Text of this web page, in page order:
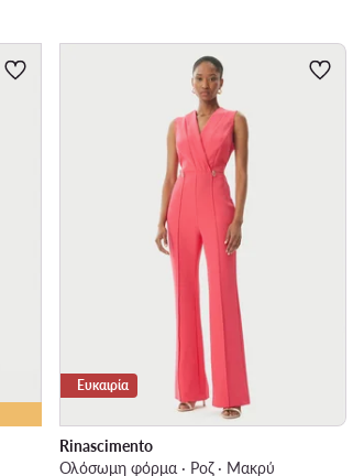
Ευκαιρία
Rinascimento
Ολόσωμη φόρμα · Ροζ · Μακρύ